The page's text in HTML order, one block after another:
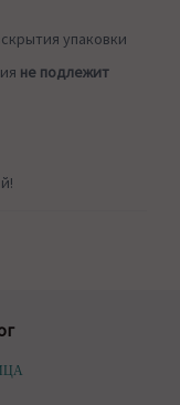
упаковки
не подлежит